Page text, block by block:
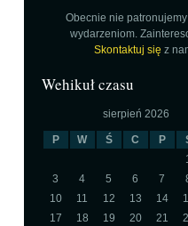
Obecnie nie
wydarzeniom.
Skontaktuj się z
Wehikuł czasu
sierpień 2026
P W Ś C P
3
4 5 6 7
10
11 12 13 14
17
18 19 20 21